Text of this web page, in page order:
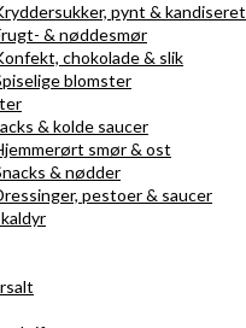
pynt & kandiseret
& nøddesmør
chokolade & slik
blomster
& kolde saucer
smør & ost
& nødder
pestoer & saucer